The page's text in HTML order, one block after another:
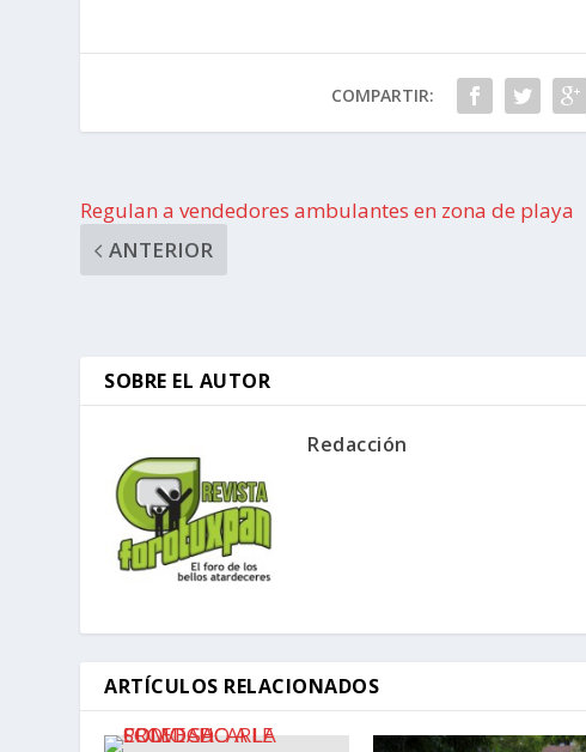
COMPARTIR:
Regulan a vendedores ambulantes en zona de playa
ANTERIOR
SOBRE EL AUTOR
Redacción
ARTÍCULOS RELACIONADOS